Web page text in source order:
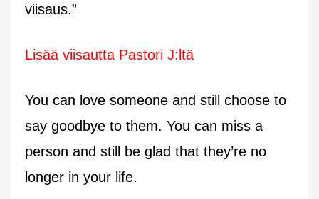
viisaus.”
Lisää viisautta Pastori J:ltä
You can love someone and still choose to
say goodbye to them. You can miss a
person and still be glad that they’re no
longer in your life.